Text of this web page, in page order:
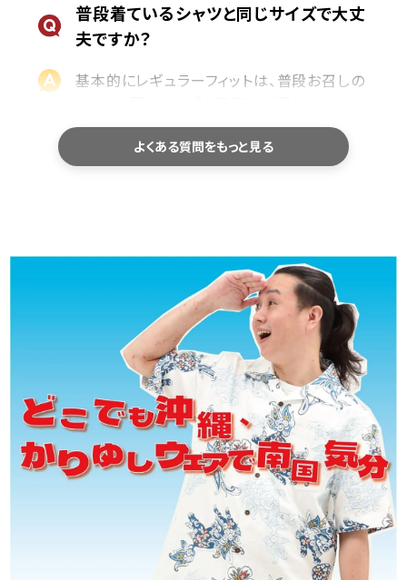
普段着ているシャツと同じサイズで大丈
夫ですか？
基本的にレギュラーフィットは、普段お召しの
ます。
サイズ選びで迷われた際は、商品ページのサ
イズ表に記載している「身幅・肩幅・着丈」を、
洗濯機で洗えますか？
ご家庭でお洗濯いただけます。型崩れや色落
ちを防ぐため、洗濯ネットの使用をおすすめし
ております。
乾燥機のご使用や、濡れたまま長時間放置す
ることはお避けください。洗濯後は形を整え
て陰干しすると、長くきれいにご愛用いただけ
ます。
サイズが合わなかった場合、交換できま
よくある質問をもっと見る